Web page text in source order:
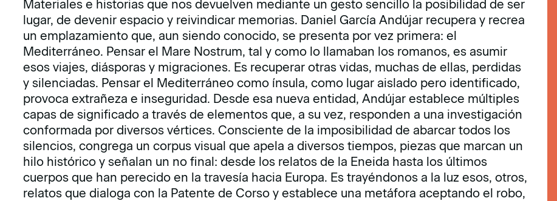
Materiales e historias que nos devuelven mediante un gesto sencillo la posibilidad de ser
lugar, de devenir espacio y reivindicar memorias. Daniel García Andújar recupera y recrea
un emplazamiento que, aun siendo conocido, se presenta por vez primera: el
Mediterráneo. Pensar el Mare Nostrum, tal y como lo llamaban los romanos, es asumir
esos viajes, diásporas y migraciones. Es recuperar otras vidas, muchas de ellas, perdidas
y silenciadas. Pensar el Mediterráneo como ínsula, como lugar aislado pero identificado,
provoca extrañeza e inseguridad. Desde esa nueva entidad, Andújar establece múltiples
capas de significado a través de elementos que, a su vez, responden a una investigación
conformada por diversos vértices. Consciente de la imposibilidad de abarcar todos los
silencios, congrega un corpus visual que apela a diversos tiempos, piezas que marcan un
hilo histórico y señalan un no final: desde los relatos de la Eneida hasta los últimos
cuerpos que han perecido en la travesía hacia Europa. Es trayéndonos a la luz esos, otros,
relatos que dialoga con la Patente de Corso y establece una metáfora aceptando el robo,